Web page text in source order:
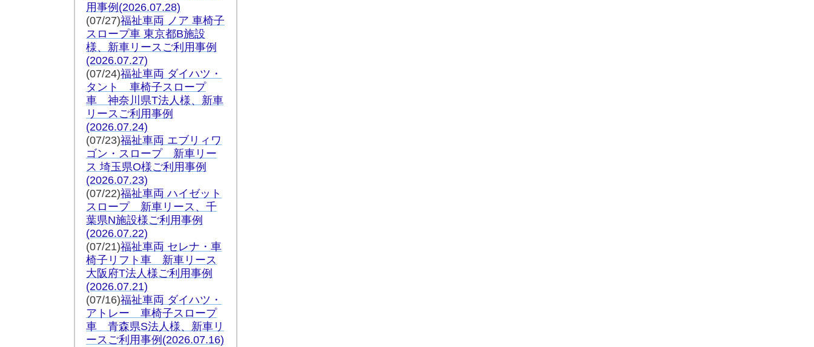
用事例(2026.07.28)
(07/27)福祉車両 ノア 車椅子
スロープ車 東京都B施設
様、新車リースご利用事例
(2026.07.27)
(07/24)福祉車両 ダイハツ・
タント 車椅子スロープ
車 神奈川県T法人様、新車
リースご利用事例
(2026.07.24)
(07/23)福祉車両 エブリィワ
ゴン・スロープ 新車リー
ス 埼玉県O様ご利用事例
(2026.07.23)
(07/22)福祉車両 ハイゼット
スロープ 新車リース、千
葉県N施設様ご利用事例
(2026.07.22)
(07/21)福祉車両 セレナ・車
椅子リフト車 新車リース
大阪府T法人様ご利用事例
(2026.07.21)
(07/16)福祉車両 ダイハツ・
アトレー 車椅子スロープ
車 青森県S法人様、新車リ
ースご利用事例(2026.07.16)